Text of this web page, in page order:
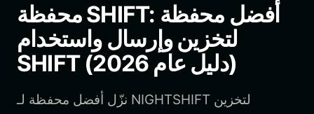
Deutsch
简体中文
繁體中文
Português (Portugal)
ภาษาไทย
محفظة SHIFT: أفضل محفظة
لتخزين وإرسال واستخدام
SHIFT (دليل عام 2026)
نزّل أفضل محفظة لـ NIGHTSHIFT لتخزين